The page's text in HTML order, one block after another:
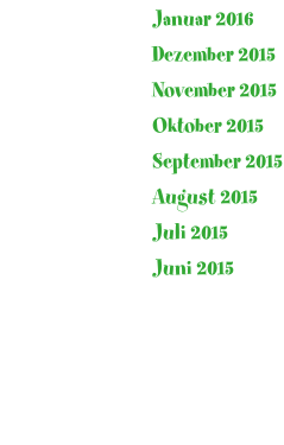
Januar 2016
Dezember 2015
November 2015
Oktober 2015
September 2015
August 2015
Juli 2015
Juni 2015